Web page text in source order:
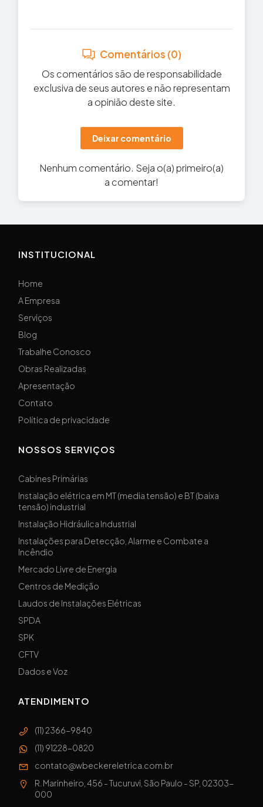
Comentários (0)
Os comentários são de responsabilidade
exclusiva de seus autores e não representam
a opinião deste site.
Deixar comentário
Nenhum comentário. Seja o(a) primeiro(a)
a comentar!
INSTITUCIONAL
Home
A Empresa
Serviços
Blog
Trabalhe Conosco
Obras Realizadas
Apresentação
Contato
Política de privacidade
NOSSOS SERVIÇOS
Cabines Primárias
Instalação elétrica em MT (media tensão) e BT (baixa
tensão) industrial
Instalação Hidráulica Industrial
Instalações para Detecção, Alarme e Combate a
Incêndio
Mercado Livre de Energia
Centros de Medição
Laudos de Instalações Elétricas
SPDA
SPK
CFTV
Dados e Voz
ATENDIMENTO
(11) 2366-9840
(11) 91228-0820
contato@wbeckereletrica.com.br
R. Marinheiro, 456 - Tucuruvi, São Paulo - SP, 02303-
000